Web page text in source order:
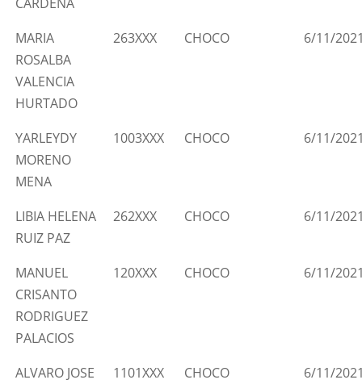
MARIA
ROSALBA
VALENCIA
HURTADO
263XXX CHOCO 6/11/
YARLEYDY
MORENO
MENA
1003XXX CHOCO 6/11/
LIBIA HELENA
RUIZ PAZ
262XXX CHOCO 6/11/
MANUEL
CRISANTO
RODRIGUEZ
PALACIOS
120XXX CHOCO 6/11/
ALVARO JOSE
1101XXX CHOCO 6/11/